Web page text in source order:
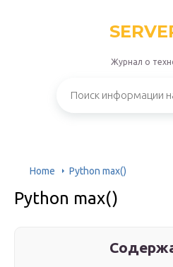
Журнал о
Home Python max()
Python max()